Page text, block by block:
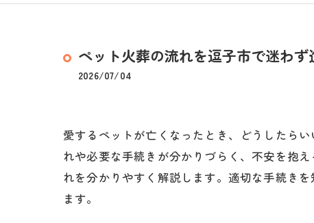
ペット火葬の流れを逗子市で迷わ
2026/07/04
愛するペットが亡くなったとき、どうしたら
れや必要な手続きが分かりづらく、不安を抱
れを分かりやすく解説します。適切な手続き
ます。